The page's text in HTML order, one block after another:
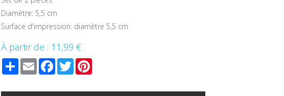
Diamètre: 5,5 cm
Surface d'impression: diamètre 5,5 cm
À partir de : 11,99 €
ShareEmailFacebook
TwitterPinterest